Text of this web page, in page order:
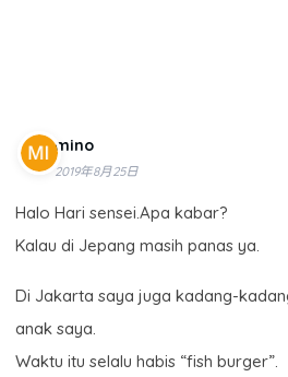
mino
2019年8月25日
Halo Hari sensei.Apa kabar?
Kalau di Jepang masih panas ya.
Di Jakarta saya juga kadang-
anak saya.
Waktu itu selalu habis “fish burger”.